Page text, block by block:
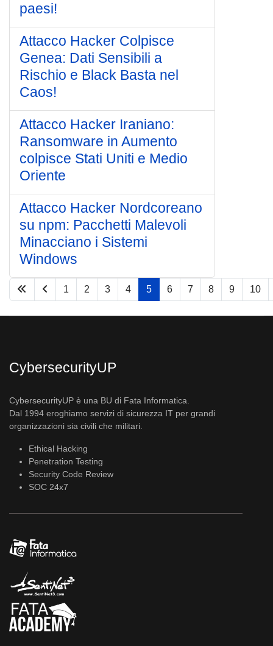
paesi!
Attacco Hacker Colpisce
Genea: Dati Sensibili a
Rischio e Black Basta nel
Caos!
Attacco Hacker Iraniano:
Ransomware in Aumento
colpisce Stati Uniti e Medio
Oriente
Attacco Hacker Nordcoreano
su npm: Pacchetti Malevoli
Minacciano i Sistemi
Windows
Pagina 5 di 33
1 2 3 4 5 6 7 8 9 10
CybersecurityUP
CybersecurityUP è una BU di Fata Informatica.
Dal 1994 eroghiamo servizi di sicurezza IT per grandi
organizzazioni sia civili che militari.
Ethical Hacking
Penetration Testing
Security Code Review
SOC 24x7